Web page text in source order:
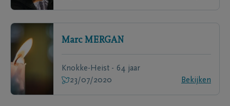
Marc MERGAN
Knokke-Heist - 64 jaar
23/07/2020
Bekijken